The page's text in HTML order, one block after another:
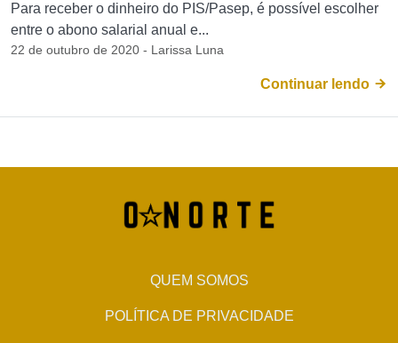
Para receber o dinheiro do PIS/Pasep, é possível escolher
entre o abono salarial anual e...
22 de outubro de 2020 - Larissa Luna
Continuar lendo
QUEM SOMOS
POLÍTICA DE PRIVACIDADE